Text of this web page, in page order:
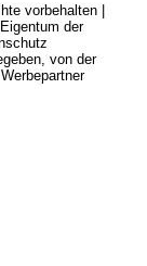
vorbehalten |
der
von der